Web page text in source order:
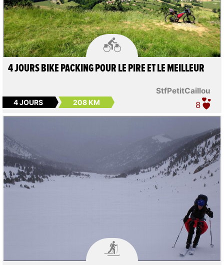

StfPetitCaillou
4 JOURS BIKE PACKING POUR LE PIRE ET LE MEILLEUR
4 JOURS 208 KM 8
